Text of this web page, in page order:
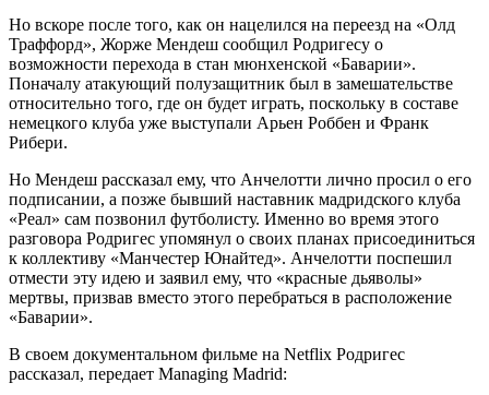
Но вскоре после того, как он нацелился на переезд на «Олд
Траффорд», Жорже Мендеш сообщил Родригесу о
возможности перехода в стан мюнхенской «Баварии».
Поначалу атакующий полузащитник был в замешательстве
относительно того, где он будет играть, поскольку в составе
немецкого клуба уже выступали Арьен Роббен и Франк
Рибери.
Но Мендеш рассказал ему, что Анчелотти лично просил о его
подписании, а позже бывший наставник мадридского клуба
«Реал» сам позвонил футболисту. Именно во время этого
разговора Родригес упомянул о своих планах присоединиться
к коллективу «Манчестер Юнайтед». Анчелотти поспешил
отмести эту идею и заявил ему, что «красные дьяволы»
мертвы, призвав вместо этого перебраться в расположение
«Баварии».
В своем документальном фильме на Netflix Родригес
рассказал, передает Managing Madrid: